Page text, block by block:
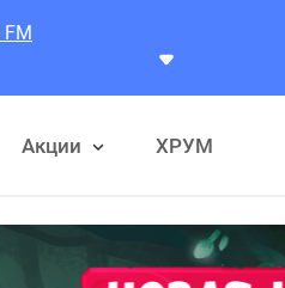
FM
Детское Радио
Акции ХРУМ